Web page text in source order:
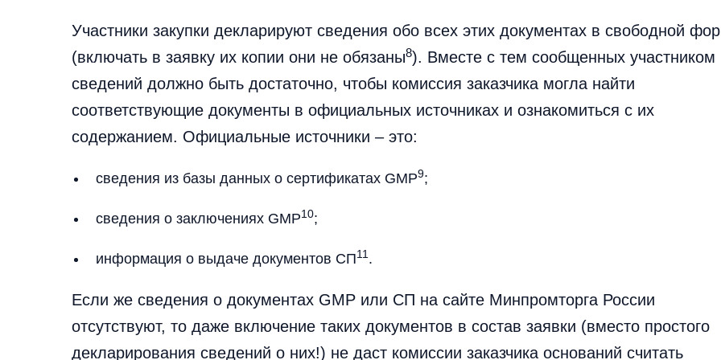
Участники закупки декларируют сведения обо всех этих документах в свободной
(включать в заявку их копии они не обязаны8). Вместе с тем сообщенных участником
сведений должно быть достаточно, чтобы комиссия заказчика могла найти
соответствующие документы в официальных источниках и ознакомиться с их
содержанием. Официальные источники – это:
сведения из базы данных о сертификатах GMP9;
сведения о заключениях GMP10;
информация о выдаче документов СП11.
Если же сведения о документах GMP или СП на сайте Минпромторга России
отсутствуют, то даже включение таких документов в состав заявки (вместо простого
декларирования сведений о них!) не даст комиссии заказчика оснований считать